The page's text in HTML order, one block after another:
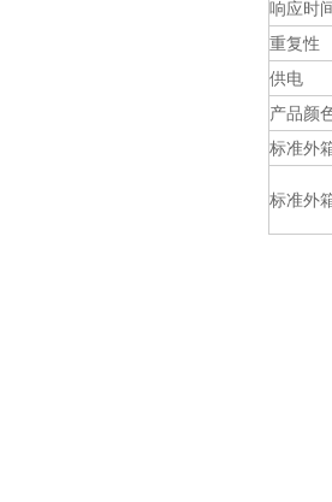
响应时
重复性
供电
产品颜
标准外
标准外